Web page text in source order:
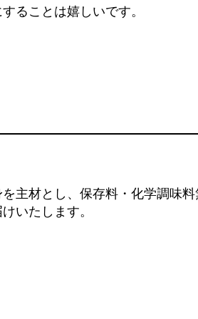
ることは嬉しいです。
主材とし、保存料・化学調味
いたします。